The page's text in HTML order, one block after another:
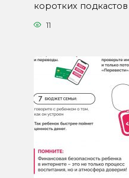
коротких подкастов
11